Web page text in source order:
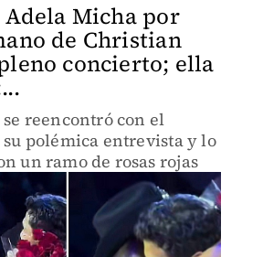
Micha por
de Christian
concierto; ella
reencontró con el
polémica entrevista y lo
un ramo de rosas rojas